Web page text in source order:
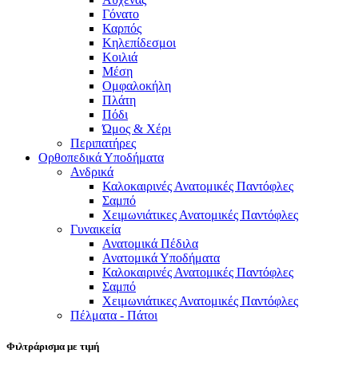
Γόνατο
Καρπός
Κηλεπίδεσμοι
Κοιλιά
Μέση
Ομφαλοκήλη
Πλάτη
Πόδι
Ώμος & Χέρι
Περιπατήρες
Ορθοπεδικά Υποδήματα
Ανδρικά
Καλοκαιρινές Ανατομικές Παντόφλες
Σαμπό
Χειμωνιάτικες Ανατομικές Παντόφλες
Γυναικεία
Ανατομικά Πέδιλα
Ανατομικά Υποδήματα
Καλοκαιρινές Ανατομικές Παντόφλες
Σαμπό
Χειμωνιάτικες Ανατομικές Παντόφλες
Πέλματα - Πάτοι
Φιλτράρισμα με τιμή